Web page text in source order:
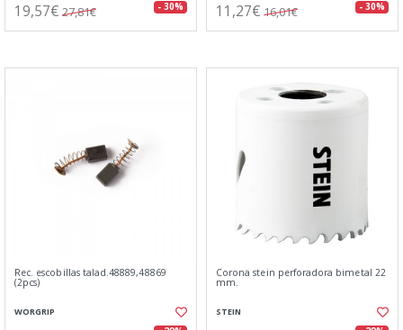
19,57€ 27,81€ - 30% 11,27€ 16,01€ - 30%
Rec. escobillas talad.48889,48869
(2pcs)
WORGRIP
Corona stein perforadora bimetal 22
mm.
STEIN